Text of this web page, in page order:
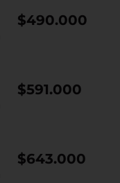
$490.000
$591.000
$643.000